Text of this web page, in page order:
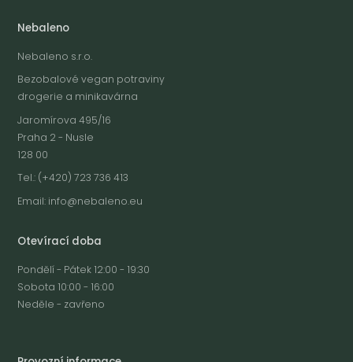
Nebaleno
Nebaleno s.r.o.
Bezobalové vegan potraviny
drogerie a minikavárna
Jaromírova 495/16
Praha 2 - Nusle
128 00
Tel.: (+420) 723 736 413
Email: info@nebaleno.eu
Otevírací doba
Pondělí - Pátek 12:00 - 19:30
Sobota 10:00 - 16:00
Neděle - zavřeno